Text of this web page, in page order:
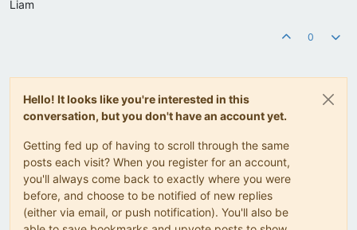
Liam
0
Hello! It looks like you're interested in this
conversation, but you don't have an account yet.
Getting fed up of having to scroll through the same
posts each visit? When you register for an account,
you'll always come back to exactly where you were
before, and choose to be notified of new replies
(either via email, or push notification). You'll also be